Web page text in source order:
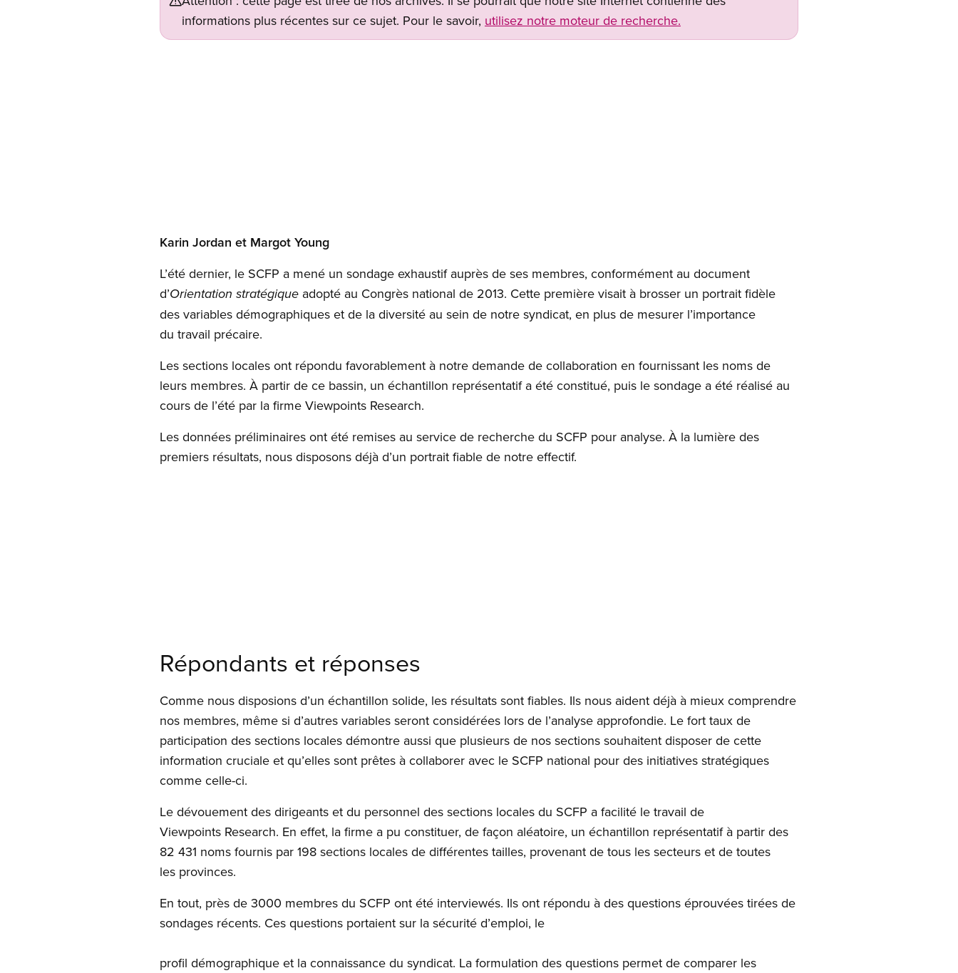
informations plus récentes sur ce sujet. Pour le savoir, utilisez notre moteur de recherche.
Open image in modal
Karin Jordan et Margot Young
L’été dernier, le SCFP a mené un sondage exhaustif auprès de ses membres, conformément au document
d’Orientation stratégique adopté au Congrès national de 2013. Cette première visait à brosser un portrait fidèle
des variables démographiques et de la diversité au sein de notre syndicat, en plus de mesurer l’importance
du travail précaire.
Les sections locales ont répondu favorablement à notre demande de colla­boration en fournissant les noms de
leurs membres. À partir de ce bassin, un échantillon représentatif a été constitué, puis le sondage a été réalisé au
cours de l’été par la firme Viewpoints Research.
Les données préliminaires ont été remises au service de recherche du SCFP pour analyse. À la lumière des
premiers résultats, nous disposons déjà d’un portrait fiable de notre effectif.
Open image in modal
Répondants et réponses
Comme nous disposions d’un échantillon solide, les résultats sont fiables. Ils nous aident déjà à mieux comprendre
nos membres, même si d’autres variables seront considérées lors de l’analyse approfondie. Le fort taux de
participation des sections locales démontre aussi que plusieurs de nos sections souhaitent disposer de cette
information cruciale et qu’elles sont prêtes à collaborer avec le SCFP national pour des initiatives stratégiques
comme celle-ci.
Le dévouement des dirigeants et du personnel des sections locales du SCFP a facilité le travail de
Viewpoints Research. En effet, la firme a pu constituer, de façon aléatoire, un échantillon représentatif à partir des
82 431 noms fournis par 198 sections locales de différentes tailles, provenant de tous les secteurs et de toutes
les provinces.
En tout, près de 3000 membres du SCFP ont été interviewés. Ils ont répondu à des questions éprouvées tirées de
sondages récents. Ces questions portaient sur la sécurité d’emploi, le
profil démographique et la connaissance du syndicat. La formulation des questions permet de comparer les